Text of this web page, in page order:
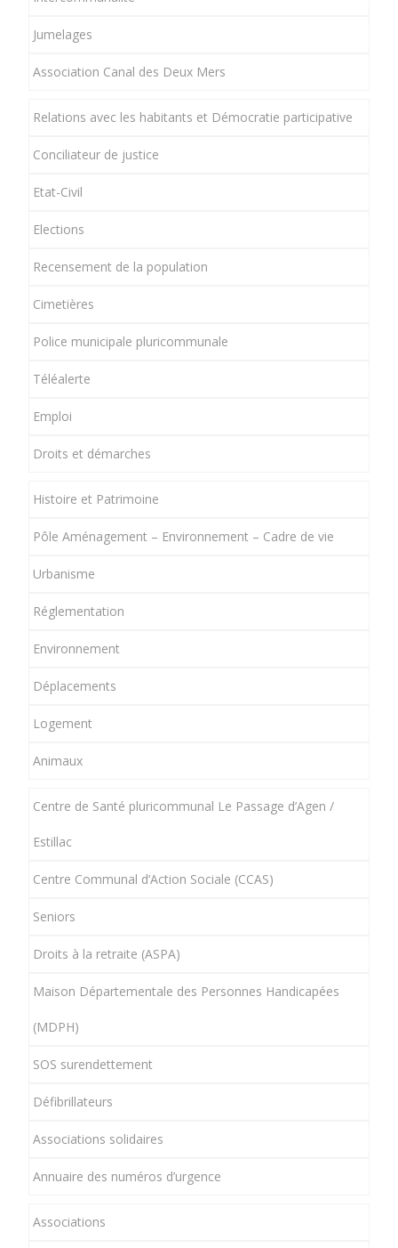
Jumelages
Association Canal des Deux Mers
Relations avec les habitants et Démocratie participative
Conciliateur de justice
Etat-Civil
Elections
Recensement de la population
Cimetières
Police municipale pluricommunale
Téléalerte
Emploi
Droits et démarches
Histoire et Patrimoine
Pôle Aménagement – Environnement – Cadre de vie
Urbanisme
Réglementation
Environnement
Déplacements
Logement
Animaux
Centre de Santé pluricommunal Le Passage d’Agen /
Estillac
Centre Communal d’Action Sociale (CCAS)
Seniors
Droits à la retraite (ASPA)
Maison Départementale des Personnes Handicapées
(MDPH)
SOS surendettement
Défibrillateurs
Associations solidaires
Annuaire des numéros d’urgence
Associations